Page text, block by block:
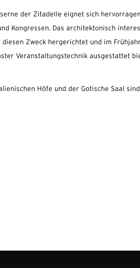
der Zitadelle eignet sich
Kongressen. Das architektonisch
Zweck hergerichtet und im
Veranstaltungstechnik ausgestattet
Höfe und der Gotische Saal